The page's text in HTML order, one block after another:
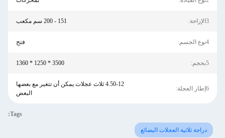
3الإزاحة: 151 - 200 سم مكعب
4نوع الجسم: فتح
5بحجم: 3500 * 1250 * 1360
6إطار العجلة:
4.50-12 ثلاث عجلات يمكن أن تتغير مع بعضها
البعض
Tags:
دراجة ثلاثية العجلات البضائع